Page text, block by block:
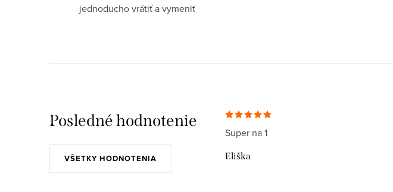
jednoducho vrátiť a vymeniť
Posledné hodnotenie
VŠETKY HODNOTENIA
Super na 1
Eliška